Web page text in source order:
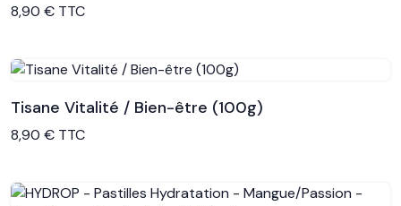
Voir le produit
8,90 € TTC
Voir le produit
Tisane Vitalité / Bien-être (100g)
8,90 € TTC